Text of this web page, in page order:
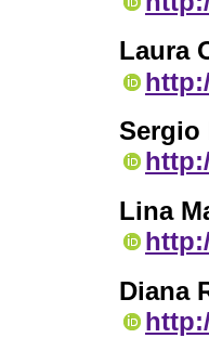
Laura
Sergio
Lina
Diana